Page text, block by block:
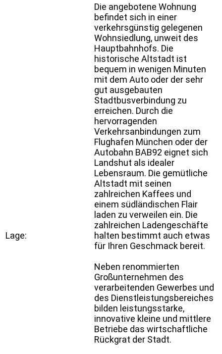
Lage:
Die angebotene Wohnung
befindet sich in einer
verkehrsgünstig gelegenen
Wohnsiedlung, unweit des
Hauptbahnhofs. Die
historische Altstadt ist
bequem in wenigen Minuten
mit dem Auto oder der sehr
gut ausgebauten
Stadtbusverbindung zu
erreichen. Durch die
hervorragenden
Verkehrsanbindungen zum
Flughafen München oder der
Autobahn BAB92 eignet sich
Landshut als idealer
Lebensraum. Die gemütliche
Altstadt mit seinen
zahlreichen Kaffees und
einem südländischen Flair
laden zu verweilen ein. Die
zahlreichen Ladengeschäfte
halten bestimmt auch etwas
für Ihren Geschmack bereit.
Neben renommierten
Großunternehmen des
verarbeitenden Gewerbes und
des Dienstleistungsbereiches
bilden leistungsstarke,
innovative kleine und mittlere
Betriebe das wirtschaftliche
Rückgrat der Stadt.